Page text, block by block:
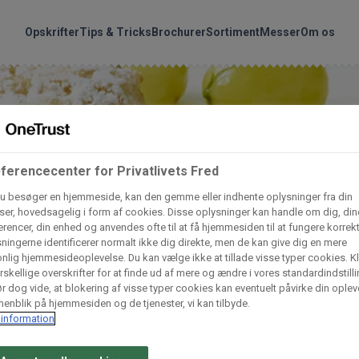
OpskrifterTips & TricksBrochurerSortimentMesserOm os
Søg
vores produkter
Dagrofa Foodservice Fullhouse
INCO Cash & Carry L. C. Lauritzen A/
Vaffelexpressen
Gem dine favoritter!
personlige samling af favoritopskrifter eller produkter.
medlem af Odense Marcipan's professionelle fællesskab og
adgang til dine gemte opskrifter og produkter - når som
hvor som helst.
Log ind Opret profil
for Privatlivets Fred
besøger en hjemmeside, kan den gemme eller indhente oplysninger fra din
hovedsagelig i form af cookies. Disse oplysninger kan handle om dig,
din enhed og anvendes ofte til at få hjemmesiden til at fungere
identificerer normalt ikke dig direkte, men de kan give dig en mere
hjemmesideoplevelse. Du kan vælge ikke at tillade visse typer cookies.
overskrifter for at finde ud af mere og ændre i vores
dog vide, at blokering af visse typer cookies kan eventuelt påvirke din
på hjemmesiden og de tjenester, vi kan tilbyde.